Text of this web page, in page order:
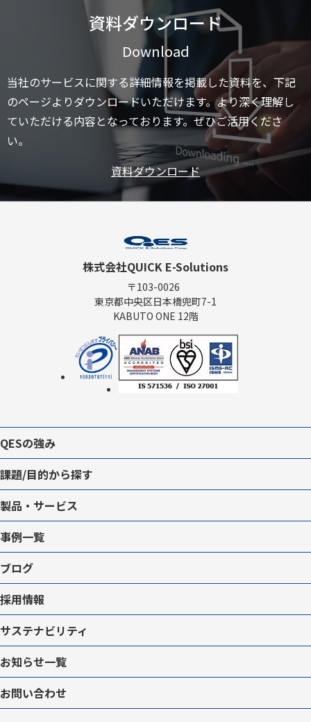
資料ダウンロード
Download
当社のサービスに関する詳細情報を掲載した資料を、下記
のページよりダウンロードいただけます。より深く理解し
ていただける内容となっております。ぜひご活用くださ
い。
資料ダウンロード
株式会社QUICK E-Solutions
〒103-0026
東京都中央区日本橋兜町7-1
KABUTO ONE 12階
QESの強み
課題/目的から探す
製品・サービス
事例一覧
ブログ
採用情報
サステナビリティ
お知らせ一覧
お問い合わせ